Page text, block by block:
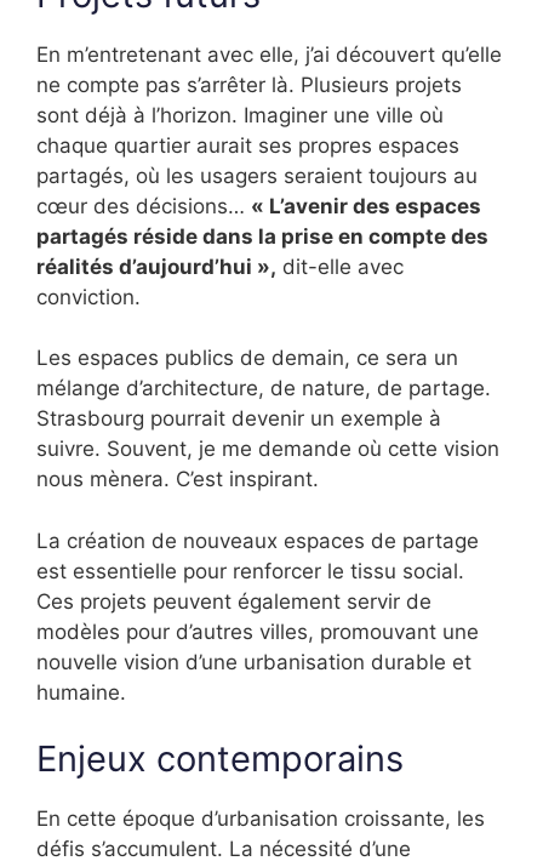
En m’entretenant avec elle, j’ai découvert qu’elle
ne compte pas s’arrêter là. Plusieurs projets
sont déjà à l’horizon. Imaginer une ville où
chaque quartier aurait ses propres espaces
partagés, où les usagers seraient toujours au
cœur des décisions… « L’avenir des espaces
partagés réside dans la prise en compte des
réalités d’aujourd’hui », dit-elle avec
conviction.
Les espaces publics de demain, ce sera un
mélange d’architecture, de nature, de partage.
Strasbourg pourrait devenir un exemple à
suivre. Souvent, je me demande où cette vision
nous mènera. C’est inspirant.
La création de nouveaux espaces de partage
est essentielle pour renforcer le tissu social.
Ces projets peuvent également servir de
modèles pour d’autres villes, promouvant une
nouvelle vision d’une urbanisation durable et
humaine.
Enjeux contemporains
En cette époque d’urbanisation croissante, les
défis s’accumulent. La nécessité d’une